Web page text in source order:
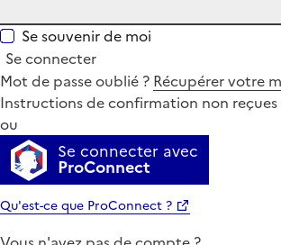
Se souvenir de moi
Se connecter
Mot de passe oublié ? Récupérer votre
Instructions de confirmation non reçues
ou
Se connecter avec
ProConnect
Qu'est-ce que ProConnect ?